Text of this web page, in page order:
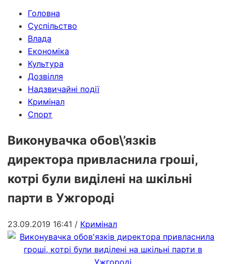
Головна
Суспільство
Влада
Економіка
Культура
Дозвілля
Надзвичайні події
Кримінал
Спорт
Виконувачка обов\’язків
директора привласнила гроші,
котрі були виділені на шкільні
парти в Ужгороді
23.09.2019 16:41 / Кримінал